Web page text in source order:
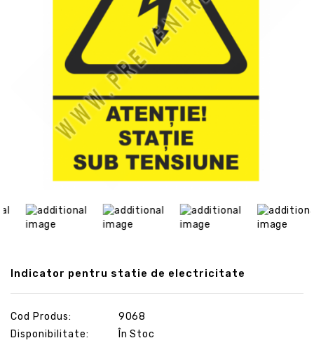
Indicator pentru statie de electricitate
Cod Produs:
9068
Disponibilitate:
În Stoc